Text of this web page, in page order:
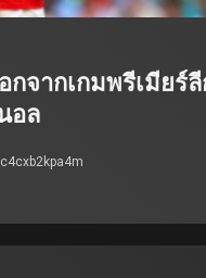
จากเกมพรีเมียร์
อล